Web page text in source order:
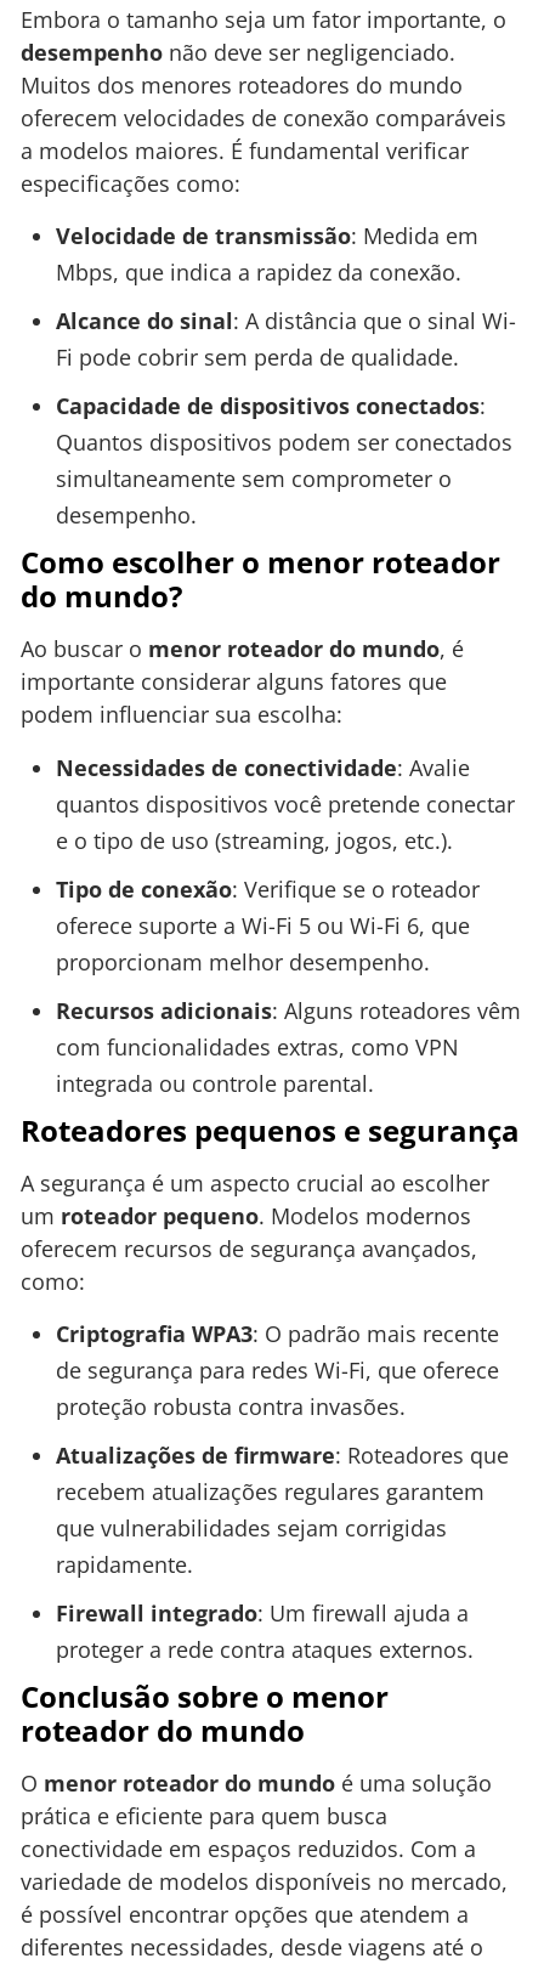
Embora o tamanho seja um fator importante, o
desempenho não deve ser negligenciado.
Muitos dos menores roteadores do mundo
oferecem velocidades de conexão comparáveis
a modelos maiores. É fundamental verificar
especificações como:
Velocidade de transmissão: Medida em
Mbps, que indica a rapidez da conexão.
Alcance do sinal: A distância que o sinal Wi-
Fi pode cobrir sem perda de qualidade.
Capacidade de dispositivos conectados:
Quantos dispositivos podem ser conectados
simultaneamente sem comprometer o
desempenho.
Como escolher o menor roteador
do mundo?
Ao buscar o menor roteador do mundo, é
importante considerar alguns fatores que
podem influenciar sua escolha:
Necessidades de conectividade: Avalie
quantos dispositivos você pretende conectar
e o tipo de uso (streaming, jogos, etc.).
Tipo de conexão: Verifique se o roteador
oferece suporte a Wi-Fi 5 ou Wi-Fi 6, que
proporcionam melhor desempenho.
Recursos adicionais: Alguns roteadores vêm
com funcionalidades extras, como VPN
integrada ou controle parental.
Roteadores pequenos e segurança
A segurança é um aspecto crucial ao escolher
um roteador pequeno. Modelos modernos
oferecem recursos de segurança avançados,
como:
Criptografia WPA3: O padrão mais recente
de segurança para redes Wi-Fi, que oferece
proteção robusta contra invasões.
Atualizações de firmware: Roteadores que
recebem atualizações regulares garantem
que vulnerabilidades sejam corrigidas
rapidamente.
Firewall integrado: Um firewall ajuda a
proteger a rede contra ataques externos.
Conclusão sobre o menor
roteador do mundo
O menor roteador do mundo é uma solução
prática e eficiente para quem busca
conectividade em espaços reduzidos. Com a
variedade de modelos disponíveis no mercado,
é possível encontrar opções que atendem a
diferentes necessidades, desde viagens até o